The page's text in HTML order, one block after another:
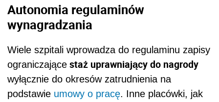
Autonomia regulaminów
wynagradzania
Wiele szpitali wprowadza do regulaminu zapisy
ograniczające staż uprawniający do nagrody
wyłącznie do okresów zatrudnienia na
podstawie umowy o pracę. Inne placówki, jak